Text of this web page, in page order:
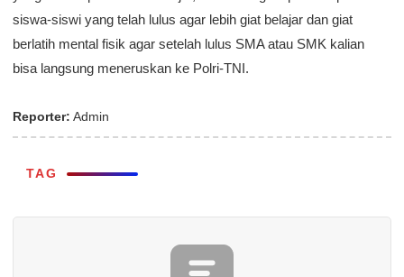
siswa-siswi yang telah lulus agar lebih giat belajar dan giat
berlatih mental fisik agar setelah lulus SMA atau SMK kalian
bisa langsung meneruskan ke Polri-TNI.
Reporter: Admin
TAG